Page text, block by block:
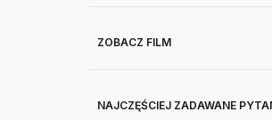
ZOBACZ FILM
NAJCZĘŚCIEJ ZADAWANE